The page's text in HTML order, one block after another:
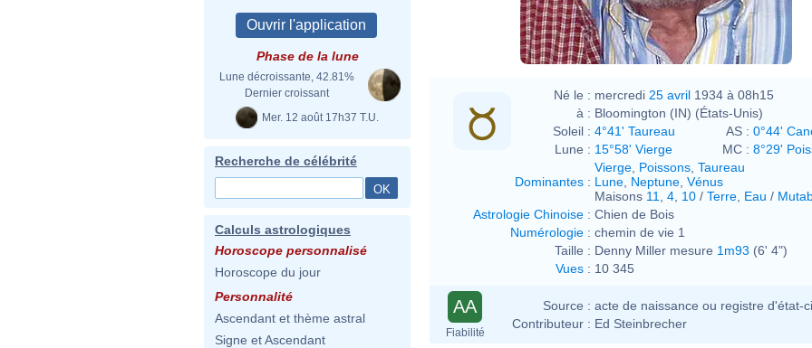
Phase de la lune
Lune décroissante, 42.81%
Dernier croissant
Mer. 12 août 17h37 T.U.
Recherche de célébrité
Calculs astrologiques
Horoscope personnalisé
Horoscope du jour
Personnalité
Ascendant et thème astral
Signe et Ascendant
Né le : mercredi 25 avril 1934 à 08h15
à : Bloomington (IN) (États-Unis)
Soleil : 4°41' Taureau AS : 0°44'
Lune : 15°58' Vierge MC : 8°29'
Dominantes :
Vierge Poissons Taureau
Lune Neptune Vénus
Maisons 11 4 10 / Terre Eau /
Astrologie Chinoise : Chien de Bois
Numérologie : chemin de vie 1
Taille : Denny Miller mesure 1m93 (6' 4")
Vues : 10 345
AA
Fiabilité
Source : acte de naissance ou registre d'état-
Contributeur : Ed Steinbrecher